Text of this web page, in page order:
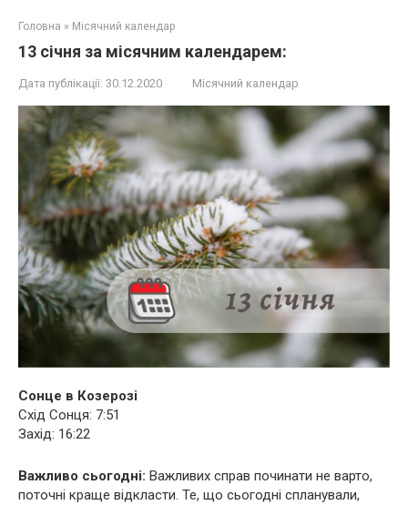
Головна » Місячний календар
13 січня за місячним календарем:
Дата публікації: 30.12.2020 Місячний календар
Сонце в Козерозі
Схід Сонця: 7:51
Захід: 16:22
Важливо сьогодні: Важливих справ починати не варто,
поточні краще відкласти. Те, що сьогодні спланували,